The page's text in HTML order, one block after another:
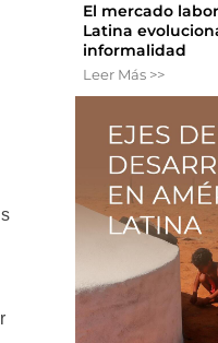
El mercado
Latina
informalidad
Leer Más >>